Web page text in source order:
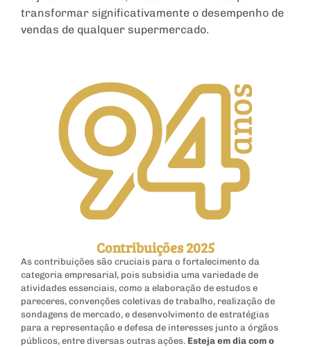
transformar significativamente o desempenho de
vendas de qualquer supermercado.
Contribuições 2025
As contribuições são cruciais para o fortalecimento da
categoria empresarial, pois subsidia uma variedade de
atividades essenciais, como a elaboração de estudos e
pareceres, convenções coletivas de trabalho, realização de
sondagens de mercado, e desenvolvimento de estratégias
para a representação e defesa de interesses junto a órgãos
públicos, entre diversas outras ações. Esteja em dia com o